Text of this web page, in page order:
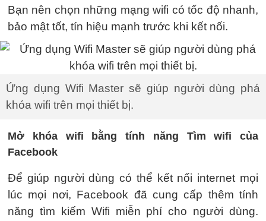
Bạn nên chọn những mạng wifi có tốc độ nhanh,
bảo mật tốt, tín hiệu mạnh trước khi kết nối.
Ứng dụng Wifi Master sẽ giúp người dùng phá
khóa wifi trên mọi thiết bị.
Mở khóa wifi bằng tính năng Tìm wifi của
Facebook
Để giúp người dùng có thể kết nối internet mọi
lúc mọi nơi, Facebook đã cung cấp thêm tính
năng tìm kiếm Wifi miễn phí cho người dùng.